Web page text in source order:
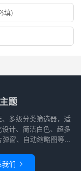
题
多级分类筛选器，适
计、简洁白色、超多
窗、自动缩略图等...
我们 